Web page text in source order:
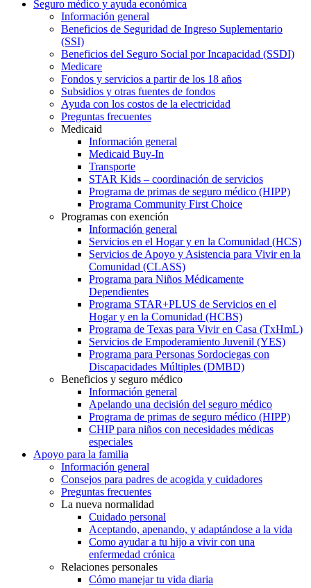
Seguro médico y ayuda económica
Información general
Beneficios de Seguridad de Ingreso Suplementario
(SSI)
Beneficios del Seguro Social por Incapacidad (SSDI)
Medicare
Fondos y servicios a partir de los 18 años
Subsidios y otras fuentes de fondos
Ayuda con los costos de la electricidad
Preguntas frecuentes
Medicaid
Información general
Medicaid Buy-In
Transporte
STAR Kids – coordinación de servicios
Programa de primas de seguro médico (HIPP)
Programa Community First Choice
Programas con exención
Información general
Servicios en el Hogar y en la Comunidad (HCS)
Servicios de Apoyo y Asistencia para Vivir en la
Comunidad (CLASS)
Programa para Niños Médicamente
Dependientes
Programa STAR+PLUS de Servicios en el
Hogar y en la Comunidad (HCBS)
Programa de Texas para Vivir en Casa (TxHmL)
Servicios de Empoderamiento Juvenil (YES)
Programa para Personas Sordociegas con
Discapacidades Múltiples (DMBD)
Beneficios y seguro médico
Información general
Apelando una decisión del seguro médico
Programa de primas de seguro médico (HIPP)
CHIP para niños con necesidades médicas
especiales
Apoyo para la familia
Información general
Consejos para padres de acogida y cuidadores
Preguntas frecuentes
La nueva normalidad
Cuidado personal
Aceptando, apenando, y adaptándose a la vida
Como ayudar a tu hijo a vivir con una
enfermedad crónica
Relaciones personales
Cómo manejar tu vida diaria